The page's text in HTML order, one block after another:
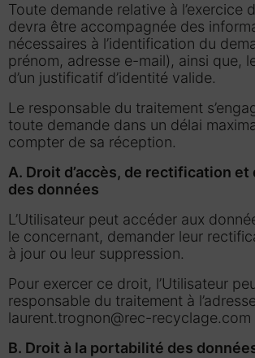
Toute demande relative à l’exercice
devra être accompagnée des
nécessaires à l’identification du
prénom, adresse e-mail), ainsi que,
d’un justificatif d’identité valide.
Le responsable du traitement
toute demande dans un délai
compter de sa réception.
A. Droit d’accès, de rectification et
des données
L’Utilisateur peut accéder aux
le concernant, demander leur
à jour ou leur suppression.
Pour exercer ce droit, l’Utilisateur
responsable du traitement à
laurent.trognon@rec-recyclage.com
B. Droit à la portabilité des